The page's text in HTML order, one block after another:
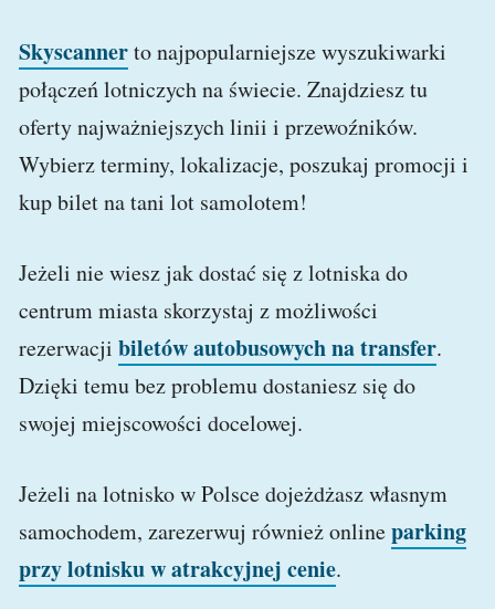
Skyscannerto najpopularniejsze wyszukiwarki
połączeń lotniczych na świecie. Znajdziesz tu
oferty najważniejszych linii i przewoźników.
Wybierz terminy, lokalizacje, poszukaj promocji i
kup bilet na tani lot samolotem!
Jeżeli nie wiesz jak dostać się z lotniska do
centrum miasta skorzystaj z możliwości
rezerwacji biletów autobusowych na transfer.
Dzięki temu bez problemu dostaniesz się do
swojej miejscowości docelowej.
Jeżeli na lotnisko w Polsce dojeżdżasz własnym
samochodem, zarezerwuj również onlineparking
przy lotnisku w atrakcyjnej cenie.